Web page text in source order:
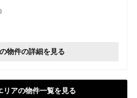
物件の詳細を見る
リアの物件一覧を見る